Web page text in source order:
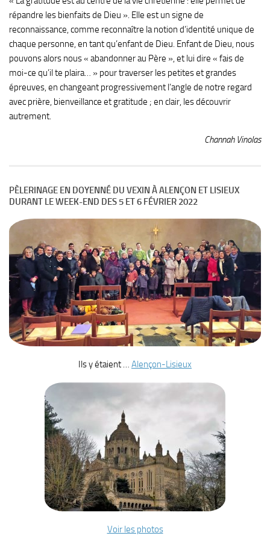
répandre les bienfaits de Dieu ». Elle est un signe de
reconnaissance, comme reconnaître la notion d’identité unique de
chaque personne, en tant qu’enfant de Dieu. Enfant de Dieu, nous
pouvons alors nous « abandonner au Père », et lui dire « fais de
moi-ce qu’il te plaira… » pour traverser les petites et grandes
épreuves, en changeant progressivement l’angle de notre regard
avec prière, bienveillance et gratitude ; en clair, les découvrir
autrement.
Channah Vinolas
PÈLERINAGE EN DOYENNÉ DU VEXIN À ALENÇON ET LISIEUX
DURANT LE WEEK-END DES 5 ET 6 FÉVRIER 2022
Ils y étaient … Alençon-Lisieux
Voir les photos